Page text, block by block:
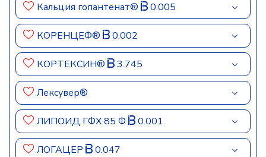
Кальция гопантенат® 0.005
КОРЕНЦЕФ® 0.002
КОРТЕКСИН® 3.745
Лексувер®
ЛИПОИД ГФХ 85 Ф 0.001
ЛОГАЦЕР 0.047